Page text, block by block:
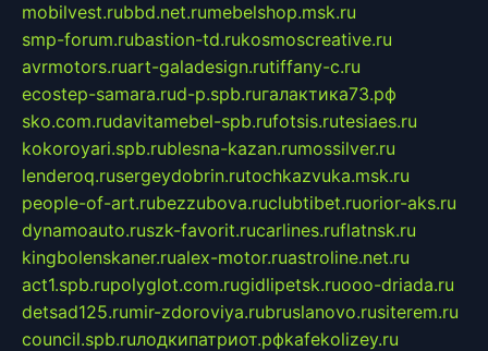
mobilvest.rubbd.net.rumebelshop.msk.ru
smp-forum.rubastion-td.rukosmoscreative.ru
avrmotors.ruart-galadesign.rutiffany-c.ru
ecostep-samara.rud-p.spb.ruгалактика73.рф
sko.com.rudavitamebel-spb.rufotsis.rutesiaes.ru
kokoroyari.spb.rublesna-kazan.rumossilver.ru
lenderoq.rusergeydobrin.rutochkazvuka.msk.ru
people-of-art.rubezzubova.ruclubtibet.ruorior-aks.ru
dynamoauto.ruszk-favorit.rucarlines.ruflatnsk.ru
kingbolenskaner.rualex-motor.ruastroline.net.ru
act1.spb.rupolyglot.com.rugidlipetsk.ruooo-driada.ru
detsad125.rumir-zdoroviya.rubruslanovo.rusiterem.ru
council.spb.ruлодкипатриот.рфkafekolizey.ru